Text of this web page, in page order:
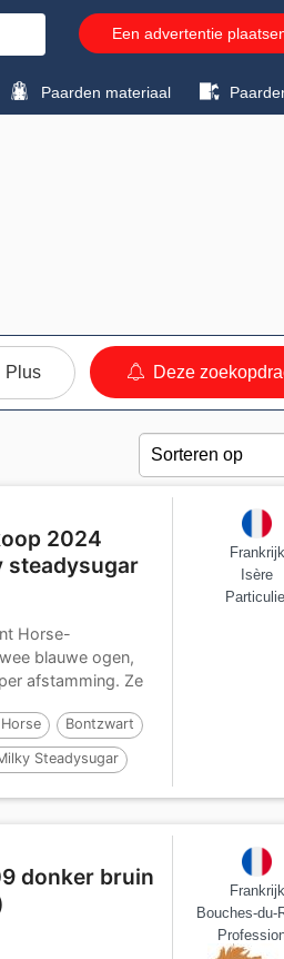
Een advertentie
Paarden materiaal
Plus Deze
2024
steadysugar
Horse-
blauwe ogen,
afstamming. Ze
Bontzwart
Steadysugar
Frankrijk
Isère
donker bruin
Frankrijk
Bouches-du-